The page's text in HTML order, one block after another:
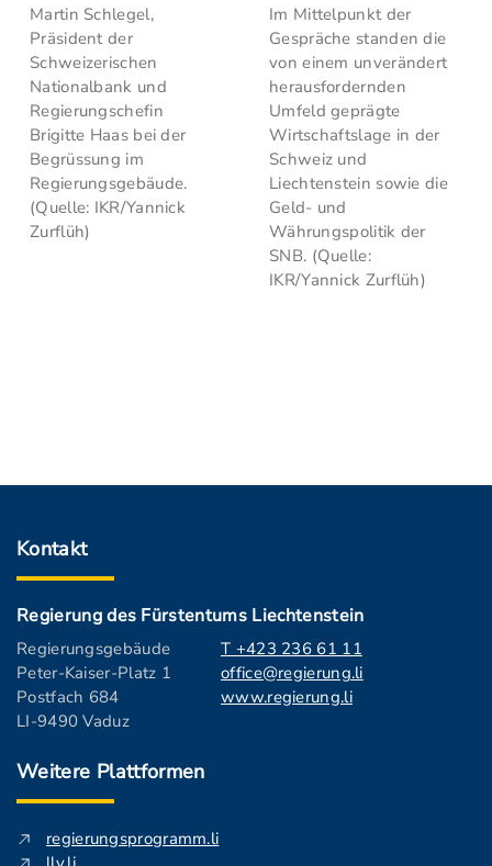
Martin Schlegel,
Präsident der
Schweizerischen
Nationalbank und
Regierungschefin
Brigitte Haas bei der
Begrüssung im
Regierungsgebäude.
(Quelle: IKR/Yannick
Zurflüh)
Im Mittelpunkt der
Gespräche standen die
von einem unverändert
herausfordernden
Umfeld geprägte
Wirtschaftslage in der
Schweiz und
Liechtenstein sowie die
Geld- und
Währungspolitik der
SNB. (Quelle:
IKR/Yannick Zurflüh)
Kontakt
Regierung des Fürstentums Liechtenstein
Regierungsgebäude
Peter-Kaiser-Platz 1
Postfach 684
LI-9490 Vaduz
T +423 236 61 11
office@regierung.li
www.regierung.li
Weitere Plattformen
regierungsprogramm.li